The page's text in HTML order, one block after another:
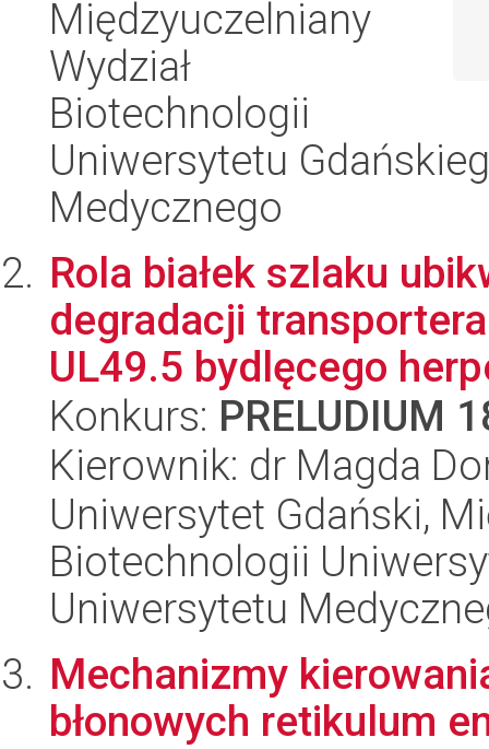
Międzyuczelniany
Wydział
Biotechnologii
Uniwersytetu
Medycznego
Rola białek szlaku
degradacji
UL49.5 bydlęcego
Konkurs: PRELUDIUM
Kierownik: dr Magda
Uniwersytet Gdański,
Biotechnologii
Uniwersytetu
Mechanizmy
błonowych retikulum